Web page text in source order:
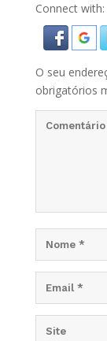
Connect with:
O seu
obrigatórios